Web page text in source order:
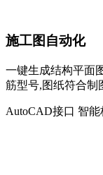
施工图自动化
一键生成结构平面
筋型号,图纸符合制
AutoCAD接口 智能